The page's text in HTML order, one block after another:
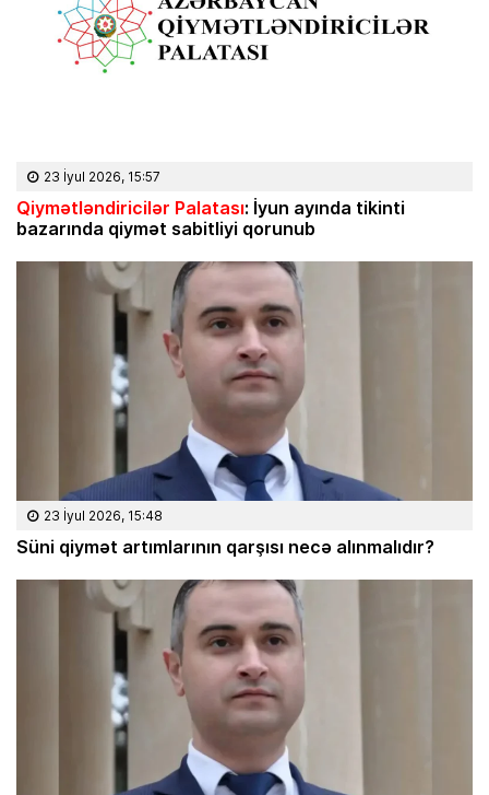
23 İyul 2026, 15:57
Qiymətləndiricilər Palatası: İyun ayında tikinti
bazarında qiymət sabitliyi qorunub
23 İyul 2026, 15:48
Süni qiymət artımlarının qarşısı necə alınmalıdır?